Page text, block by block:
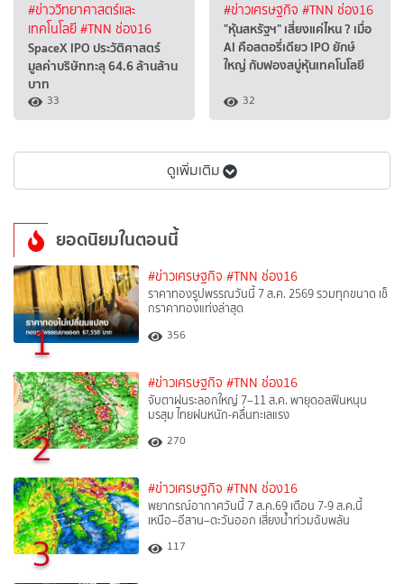
#ข่าววิทยาศาสตร์และ
เทคโนโลยี#TNN ช่อง16
SpaceX IPO ประวัติศาสตร์
มูลค่าบริษัททะลุ 64.6 ล้านล้าน
บาท
33
#ข่าวเศรษฐกิจ #TNN ช่อง16
"หุ้นสหรัฐฯ" เสี่ยงแค่ไหน ? เมื่อ
AI คือสตอรี่เดียว IPO ยักษ์
ใหญ่ กับฟองสบู่หุ้นเทคโนโลยี
32
ดูเพิ่มเติม
ยอดนิยมในตอนนี้
1
#ข่าวเศรษฐกิจ #TNN ช่อง16
ราคาทองรูปพรรณวันนี้ 7 ส.ค. 2569 รวมทุกขนาด เช็
กราคาทองแท่งล่าสุด
356
2
#ข่าวเศรษฐกิจ #TNN ช่อง16
จับตาฝนระลอกใหญ่ 7–11 ส.ค. พายุดอลฟินหนุน
มรสุม ไทยฝนหนัก-คลื่นทะเลแรง
270
3
#ข่าวเศรษฐกิจ #TNN ช่อง16
พยากรณ์อากาศวันนี้ 7 ส.ค.69 เตือน 7-9 ส.ค.นี้
เหนือ–อีสาน–ตะวันออก เสี่ยงน้ำท่วมฉับพลัน
117